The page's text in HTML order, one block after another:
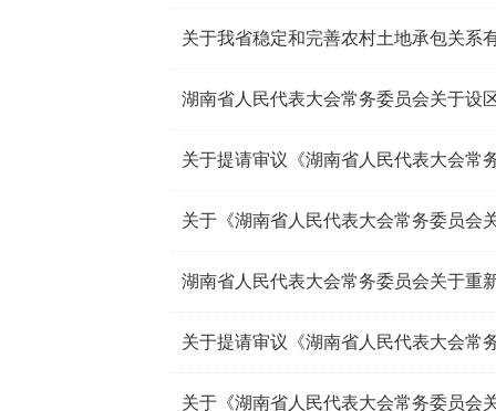
关于我省稳定和完善农村土地承包关系